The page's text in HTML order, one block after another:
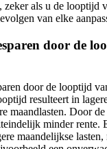
zeker als u de looptijd
van elke
door de
door de looptijd
resulteert in
maandlasten. Door
minder rente.
maandelijkse